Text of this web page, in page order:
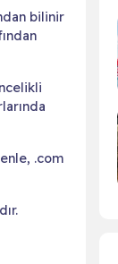
bilinir
.com